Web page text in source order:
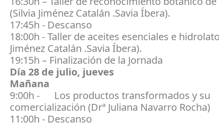
(Silvia Jiménez Catalán .Savia Íbera).
17:45h - Descanso
18:00h - Taller de aceites esenciales e
Jiménez Catalán .Savia Íbera).
19:15h – Finalización de la Jornada
Día 28 de julio, jueves
Mañana
9:00h - Los productos transformados y su
comercialización (Drª Juliana Navarro Rocha)
11:00h - Descanso